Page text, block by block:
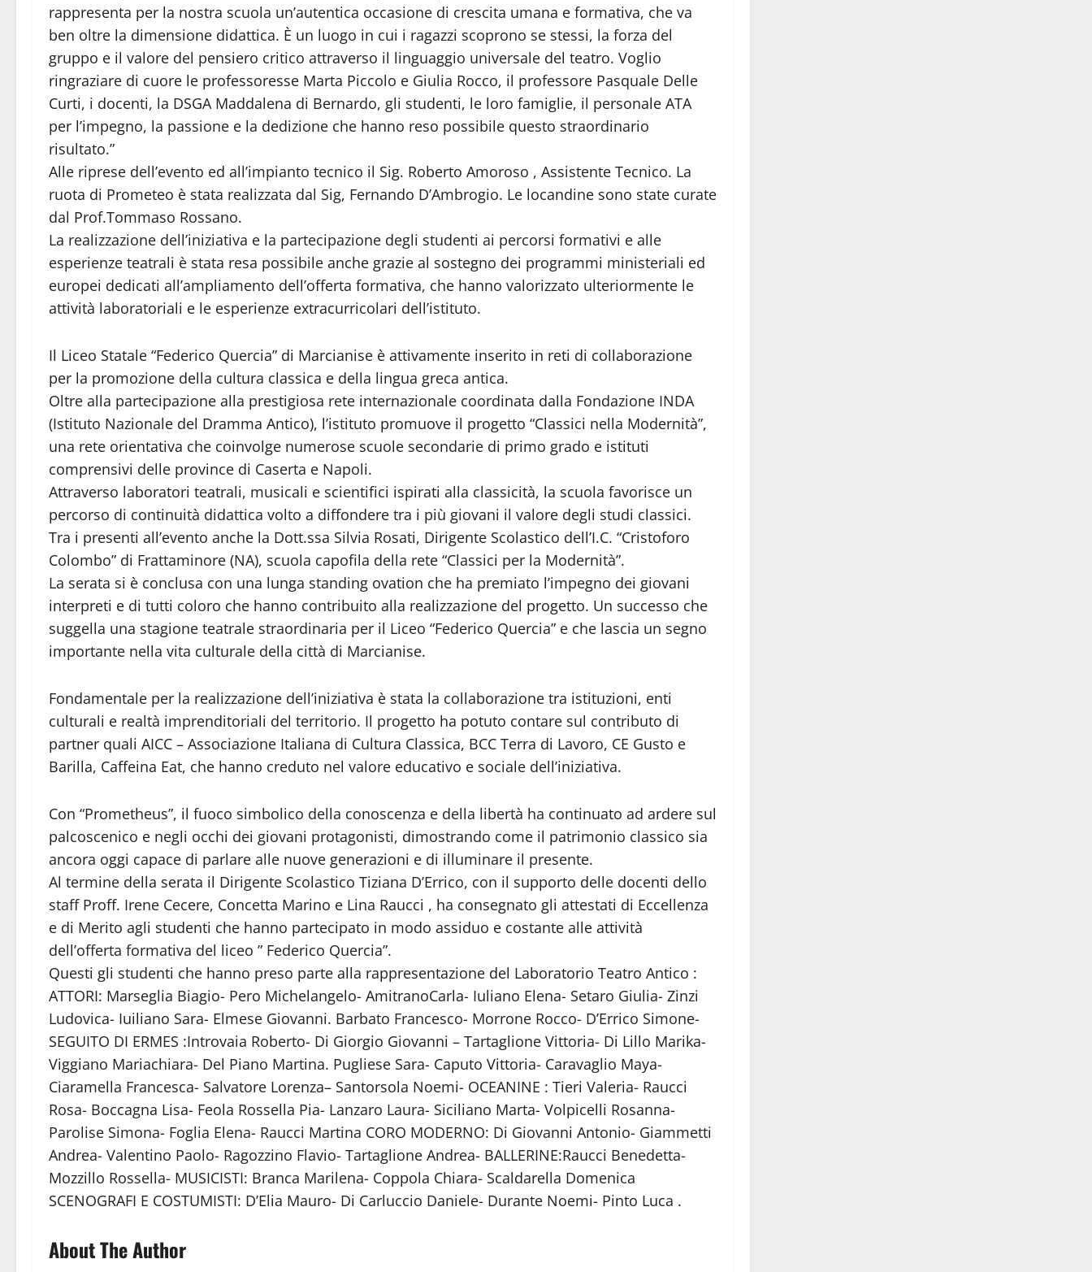
rappresenta per la nostra scuola un’autentica occasione di crescita umana e formativa, che va
ben oltre la dimensione didattica. È un luogo in cui i ragazzi scoprono se stessi, la forza del
gruppo e il valore del pensiero critico attraverso il linguaggio universale del teatro. Voglio
ringraziare di cuore le professoresse Marta Piccolo e Giulia Rocco, il professore Pasquale Delle
Curti, i docenti, la DSGA Maddalena di Bernardo, gli studenti, le loro famiglie, il personale ATA
per l’impegno, la passione e la dedizione che hanno reso possibile questo straordinario
risultato.”
Alle riprese dell’evento ed all’impianto tecnico il Sig. Roberto Amoroso , Assistente Tecnico. La
ruota di Prometeo è stata realizzata dal Sig, Fernando D’Ambrogio. Le locandine sono state curate
dal Prof.Tommaso Rossano.
La realizzazione dell’iniziativa e la partecipazione degli studenti ai percorsi formativi e alle
esperienze teatrali è stata resa possibile anche grazie al sostegno dei programmi ministeriali ed
europei dedicati all’ampliamento dell’offerta formativa, che hanno valorizzato ulteriormente le
attività laboratoriali e le esperienze extracurricolari dell’istituto.
Il Liceo Statale “Federico Quercia” di Marcianise è attivamente inserito in reti di collaborazione
per la promozione della cultura classica e della lingua greca antica.
Oltre alla partecipazione alla prestigiosa rete internazionale coordinata dalla Fondazione INDA
(Istituto Nazionale del Dramma Antico), l’istituto promuove il progetto “Classici nella Modernità”,
una rete orientativa che coinvolge numerose scuole secondarie di primo grado e istituti
comprensivi delle province di Caserta e Napoli.
Attraverso laboratori teatrali, musicali e scientifici ispirati alla classicità, la scuola favorisce un
percorso di continuità didattica volto a diffondere tra i più giovani il valore degli studi classici.
Tra i presenti all’evento anche la Dott.ssa Silvia Rosati, Dirigente Scolastico dell’I.C. “Cristoforo
Colombo” di Frattaminore (NA), scuola capofila della rete “Classici per la Modernità”.
La serata si è conclusa con una lunga standing ovation che ha premiato l’impegno dei giovani
interpreti e di tutti coloro che hanno contribuito alla realizzazione del progetto. Un successo che
suggella una stagione teatrale straordinaria per il Liceo “Federico Quercia” e che lascia un segno
importante nella vita culturale della città di Marcianise.
Fondamentale per la realizzazione dell’iniziativa è stata la collaborazione tra istituzioni, enti
culturali e realtà imprenditoriali del territorio. Il progetto ha potuto contare sul contributo di
partner quali AICC – Associazione Italiana di Cultura Classica, BCC Terra di Lavoro, CE Gusto e
Barilla, Caffeina Eat, che hanno creduto nel valore educativo e sociale dell’iniziativa.
Con “Prometheus”, il fuoco simbolico della conoscenza e della libertà ha continuato ad ardere sul
palcoscenico e negli occhi dei giovani protagonisti, dimostrando come il patrimonio classico sia
ancora oggi capace di parlare alle nuove generazioni e di illuminare il presente.
Al termine della serata il Dirigente Scolastico Tiziana D’Errico, con il supporto delle docenti dello
staff Proff. Irene Cecere, Concetta Marino e Lina Raucci , ha consegnato gli attestati di Eccellenza
e di Merito agli studenti che hanno partecipato in modo assiduo e costante alle attività
dell’offerta formativa del liceo ” Federico Quercia”.
Questi gli studenti che hanno preso parte alla rappresentazione del Laboratorio Teatro Antico :
ATTORI: Marseglia Biagio- Pero Michelangelo- AmitranoCarla- Iuliano Elena- Setaro Giulia- Zinzi
Ludovica- Iuiliano Sara- Elmese Giovanni. Barbato Francesco- Morrone Rocco- D’Errico Simone-
SEGUITO DI ERMES :Introvaia Roberto- Di Giorgio Giovanni – Tartaglione Vittoria- Di Lillo Marika-
Viggiano Mariachiara- Del Piano Martina. Pugliese Sara- Caputo Vittoria- Caravaglio Maya-
Ciaramella Francesca- Salvatore Lorenza– Santorsola Noemi- OCEANINE : Tieri Valeria- Raucci
Rosa- Boccagna Lisa- Feola Rossella Pia- Lanzaro Laura- Siciliano Marta- Volpicelli Rosanna-
Parolise Simona- Foglia Elena- Raucci Martina CORO MODERNO: Di Giovanni Antonio- Giammetti
Andrea- Valentino Paolo- Ragozzino Flavio- Tartaglione Andrea- BALLERINE:Raucci Benedetta-
Mozzillo Rossella- MUSICISTI: Branca Marilena- Coppola Chiara- Scaldarella Domenica
SCENOGRAFI E COSTUMISTI: D’Elia Mauro- Di Carluccio Daniele- Durante Noemi- Pinto Luca .
About The Author